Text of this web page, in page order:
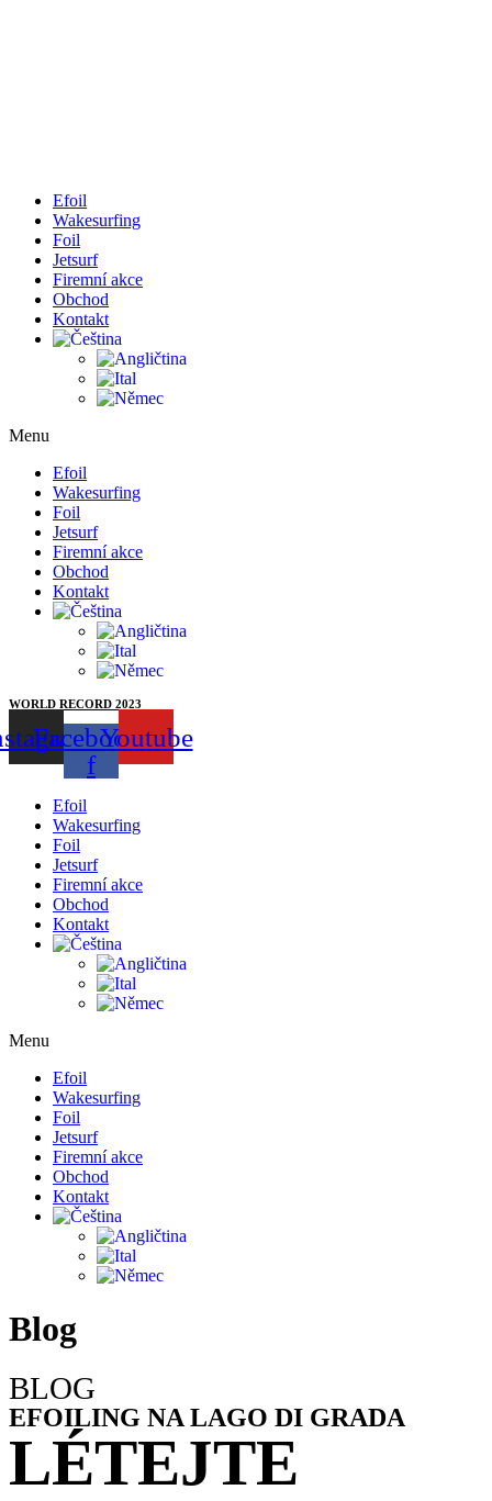
Efoil
Wakesurfing
Foil
Jetsurf
Firemní akce
Obchod
Kontakt
Menu
Efoil
Wakesurfing
Foil
Jetsurf
Firemní akce
Obchod
Kontakt
WORLD RECORD 2023
Facebook-
f
Youtube
Efoil
Wakesurfing
Foil
Jetsurf
Firemní akce
Obchod
Kontakt
Menu
Efoil
Wakesurfing
Foil
Jetsurf
Firemní akce
Obchod
Kontakt
Blog
BLOG
EFOILING NA LAGO DI GRADA
LÉTEJTE